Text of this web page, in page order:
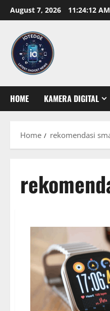
Skip
to
content
August 7, 2026 11:24:13 AM
HOME KAMERA DIGITAL
Home rekomendasi